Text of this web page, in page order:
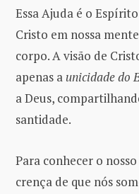
Essa Ajuda é o
Cristo em nossa
corpo. A visão de
apenas a unicidade do
a Deus,
santidade.
Para conhecer o
crença de que nós